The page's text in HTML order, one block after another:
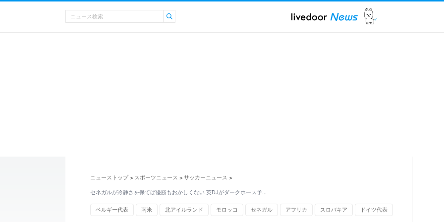
ニューストップ > スポーツニュース > サッカーニュース >
セネガルが冷静さを保てば優勝もおかしくない 英DJがダークホース予…
ベルギー代表 南米 北アイルランド モロッコ セネガル アフリカ スロバキア ドイツ代表